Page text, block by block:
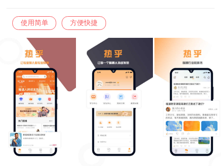
使用简单 方便快捷